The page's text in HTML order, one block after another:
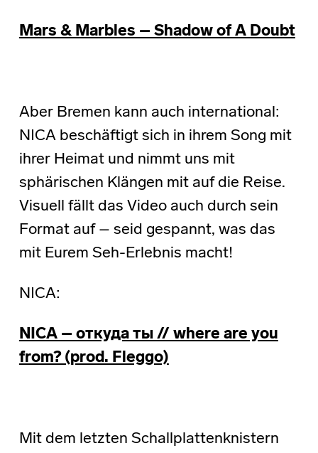
Mars & Marbles – Shadow of A Doubt
Aber Bremen kann auch international:
NICA beschäftigt sich in ihrem Song mit
ihrer Heimat und nimmt uns mit
sphärischen Klängen mit auf die Reise.
Visuell fällt das Video auch durch sein
Format auf – seid gespannt, was das
mit Eurem Seh-Erlebnis macht!
NICA:
NICA – откуда ты // where are you
from? (prod. Fleggo)
Mit dem letzten Schallplattenknistern